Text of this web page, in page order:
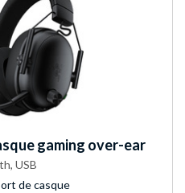
gaming over-ear
USB
de casque